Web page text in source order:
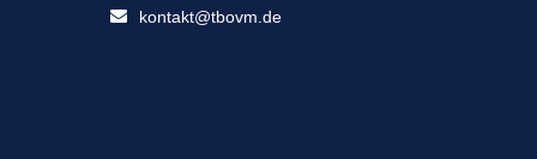
kontakt@tbovm.de